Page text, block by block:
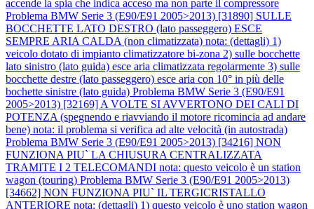
accende la spia che indica acceso ma non parte il compressore
Problema BMW Serie 3 (E90/E91 2005>2013) [31890] SULLE
BOCCHETTE LATO DESTRO (lato passeggero) ESCE
SEMPRE ARIA CALDA (non climatizzata) nota: (dettagli) 1)
veicolo dotato di impianto climatizzatore bi-zona 2) sulle bocchette
lato sinistro (lato guida) esce aria climatizzata regolarmente 3) sulle
bocchette destre (lato passeggero) esce aria con 10° in più delle
bochette sinistre (lato guida) Problema BMW Serie 3 (E90/E91
2005>2013) [32169] A VOLTE SI AVVERTONO DEI CALI DI
POTENZA (spegnendo e riavviando il motore ricomincia ad andare
bene) nota: il problema si verifica ad alte velocità (in autostrada)
Problema BMW Serie 3 (E90/E91 2005>2013) [34216] NON
FUNZIONA PIU` LA CHIUSURA CENTRALIZZATA
TRAMITE I 2 TELECOMANDI nota: questo veicolo è un station
wagon (touring) Problema BMW Serie 3 (E90/E91 2005>2013)
[34662] NON FUNZIONA PIU` IL TERGICRISTALLO
ANTERIORE nota: (dettagli) 1) questo veicolo è uno station wagon